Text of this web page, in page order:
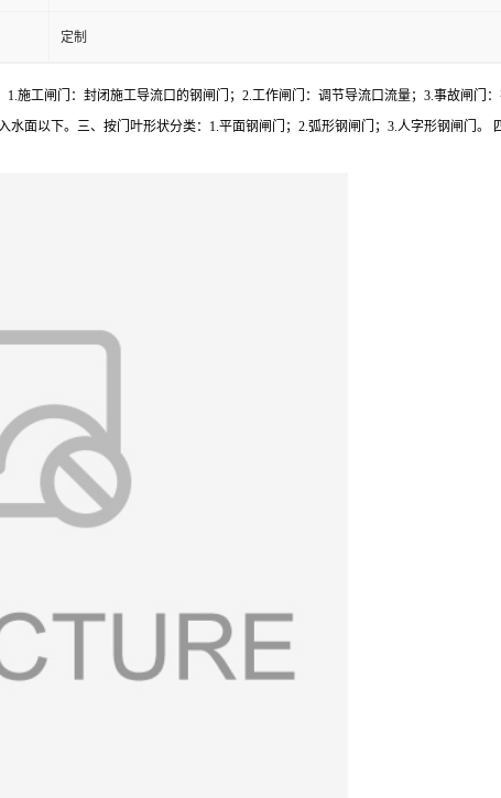
定制
施工闸门：封闭施工导流口的钢闸门；2.工作闸门：调节导流口流量；3.事故闸
水面以下。三、按门叶形状分类：1.平面钢闸门；2.弧形钢闸门；3.人字形钢闸门